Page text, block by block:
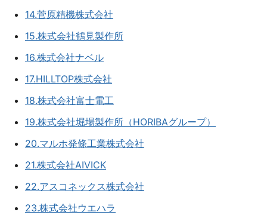
14.菅原精機株式会社
15.株式会社鶴見製作所
16.株式会社ナベル
17.HILLTOP株式会社
18.株式会社富士電工
19.株式会社堀場製作所（HORIBAグループ）
20.マルホ発條工業株式会社
21.株式会社AIVICK
22.アスコネックス株式会社
23.株式会社ウエハラ